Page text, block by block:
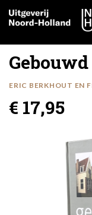
ERIC BERKHOUT EN
€ 17,95